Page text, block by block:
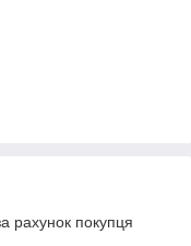
рахунок покупця